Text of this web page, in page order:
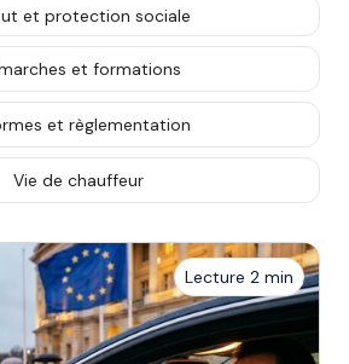
et protection sociale
et formations
et règlementation
Vie de chauffeur
Lecture 2 min